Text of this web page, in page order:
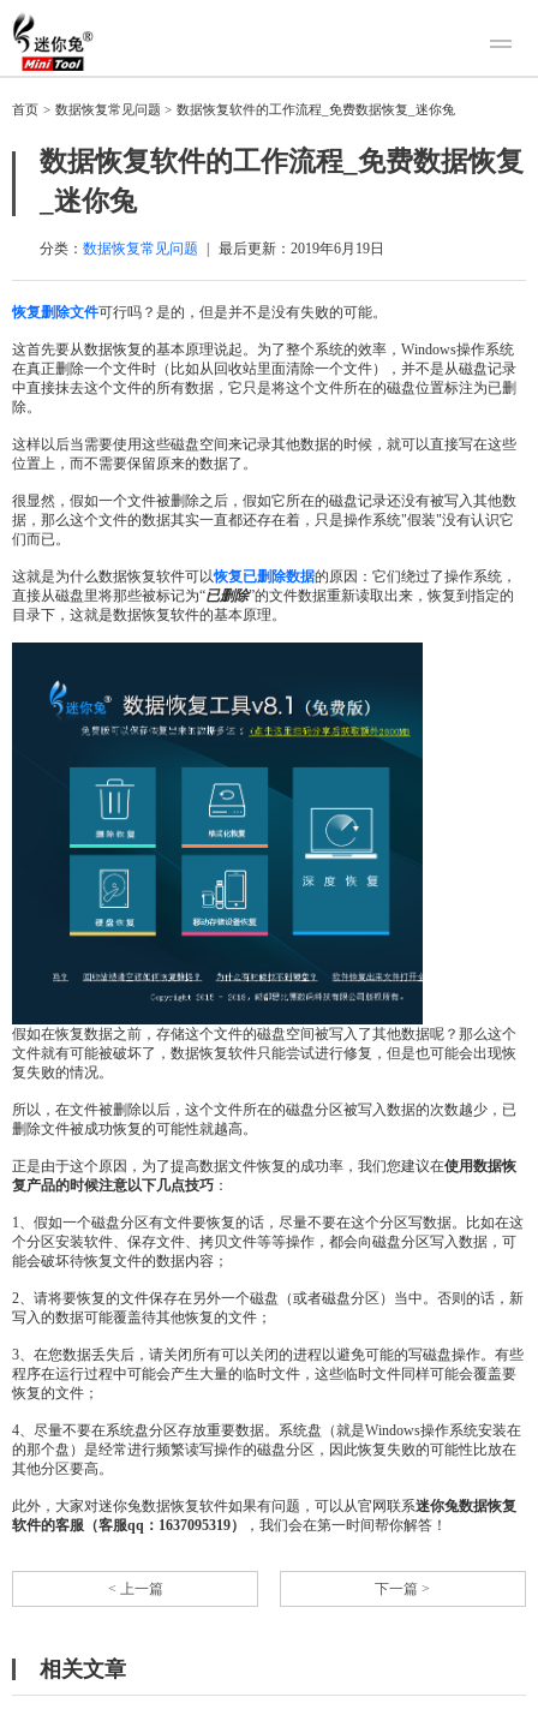
产品
迷你兔分区向导
迷你兔数据备份
下载
购买
人工恢复
关于我们
关于迷你兔
首页 > 数据恢复常见问题 > 数据恢复软件的工作流程_免费数据恢复_迷你兔
数据恢复软件的工作流程_免费数据恢复
_迷你兔
分类： 数据恢复常见问题 最后更新： 2019年6月19日
恢复删除文件可行吗？是的，但是并不是没有失败的可能。
这首先要从数据恢复的基本原理说起。为了整个系统的效率，Windows操作系统
在真正删除一个文件时（比如从回收站里面清除一个文件），并不是从磁盘记录
中直接抹去这个文件的所有数据，它只是将这个文件所在的磁盘位置标注为已删
除。
这样以后当需要使用这些磁盘空间来记录其他数据的时候，就可以直接写在这些
位置上，而不需要保留原来的数据了。
很显然，假如一个文件被删除之后，假如它所在的磁盘记录还没有被写入其他数
据，那么这个文件的数据其实一直都还存在着，只是操作系统"假装"没有认识它
们而已。
这就是为什么数据恢复软件可以恢复已删除数据的原因：它们绕过了操作系统，
直接从磁盘里将那些被标记为“已删除”的文件数据重新读取出来，恢复到指定的
目录下，这就是数据恢复软件的基本原理。
假如在恢复数据之前，存储这个文件的磁盘空间被写入了其他数据呢？那么这个
文件就有可能被破坏了，数据恢复软件只能尝试进行修复，但是也可能会出现恢
复失败的情况。
所以，在文件被删除以后，这个文件所在的磁盘分区被写入数据的次数越少，已
删除文件被成功恢复的可能性就越高。
正是由于这个原因，为了提高数据文件恢复的成功率，我们您建议在使用数据恢
复产品的时候注意以下几点技巧 ：
1、假如一个磁盘分区有文件要恢复的话，尽量不要在这个分区写数据。比如在这
个分区安装软件、保存文件、拷贝文件等等操作，都会向磁盘分区写入数据，可
能会破坏待恢复文件的数据内容；
2、请将要恢复的文件保存在另外一个磁盘（或者磁盘分区）当中。否则的话，新
写入的数据可能覆盖待其他恢复的文件；
3、在您数据丢失后，请关闭所有可以关闭的进程以避免可能的写磁盘操作。有些
程序在运行过程中可能会产生大量的临时文件，这些临时文件同样可能会覆盖要
恢复的文件；
4、尽量不要在系统盘分区存放重要数据。系统盘（就是Windows操作系统安装在
的那个盘）是经常进行频繁读写操作的磁盘分区，因此恢复失败的可能性比放在
其他分区要高。
此外，大家对迷你兔数据恢复软件如果有问题，可以从官网联系迷你兔数据恢复
软件的客服（客服qq：1637095319） ，我们会在第一时间帮你解答！
< 上一篇 下一篇 >
相关文章